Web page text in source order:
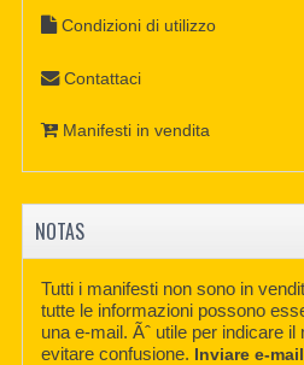
Condizioni di utilizzo
Contattaci
Manifesti in vendita
NOTAS
Tutti i manifesti non sono in
tutte le informazioni possono
una e-mail. Ãˆ utile per indicare
evitare confusione. Inviare e-mail